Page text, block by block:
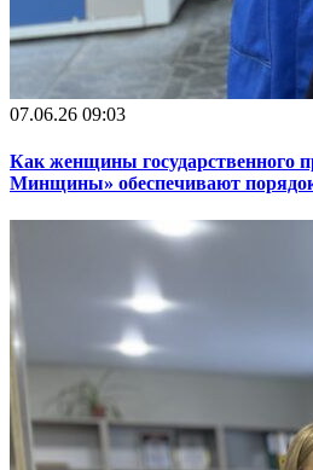
07.06.26 09:03
Как женщины государственного
Минщины» обеспечивают